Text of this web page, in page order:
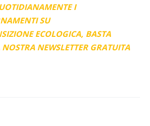
I
SU
ECOLOGICA, BASTA
NEWSLETTER GRATUITA